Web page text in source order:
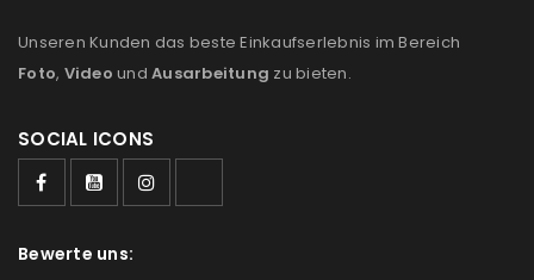
Unseren Kunden das beste Einkaufserlebnis im Bereich
Foto, Video und Ausarbeitung zu bieten.
SOCIAL ICONS
Bewerte uns: